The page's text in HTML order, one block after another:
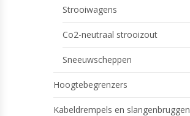
Strooiwagens
Co2-neutraal strooizout
Sneeuwscheppen
Hoogtebegrenzers
Kabeldrempels en slangenbruggen